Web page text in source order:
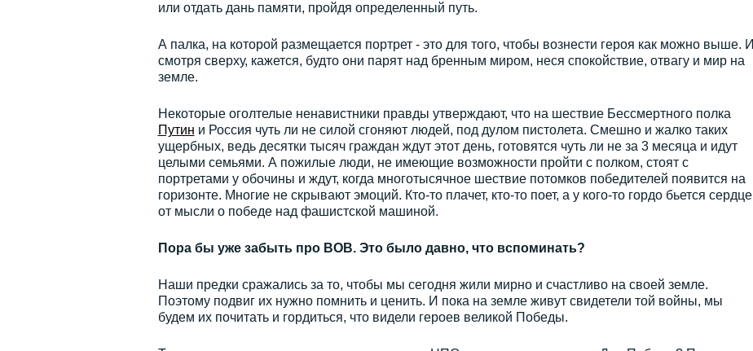
или отдать дань памяти, пройдя определенный путь.
А палка, на которой размещается портрет - это для того, чтобы вознести героя как можно выше. И
смотря сверху, кажется, будто они парят над бренным миром, неся спокойствие, отвагу и мир на
земле.
Некоторые оголтелые ненавистники правды утверждают, что на шествие Бессмертного полка
Путин и Россия чуть ли не силой сгоняют людей, под дулом пистолета. Смешно и жалко таких
ущербных, ведь десятки тысяч граждан ждут этот день, готовятся чуть ли не за 3 месяца и идут
целыми семьями. А пожилые люди, не имеющие возможности пройти с полком, стоят с
портретами у обочины и ждут, когда многотысячное шествие потомков победителей появится на
горизонте. Многие не скрывают эмоций. Кто-то плачет, кто-то поет, а у кого-то гордо бьется сердце
от мысли о победе над фашистской машиной.
Пора бы уже забыть про ВОВ. Это было давно, что вспоминать?
Наши предки сражались за то, чтобы мы сегодня жили мирно и счастливо на своей земле.
Поэтому подвиг их нужно помнить и ценить. И пока на земле живут свидетели той войны, мы
будем их почитать и гордиться, что видели героев великой Победы.